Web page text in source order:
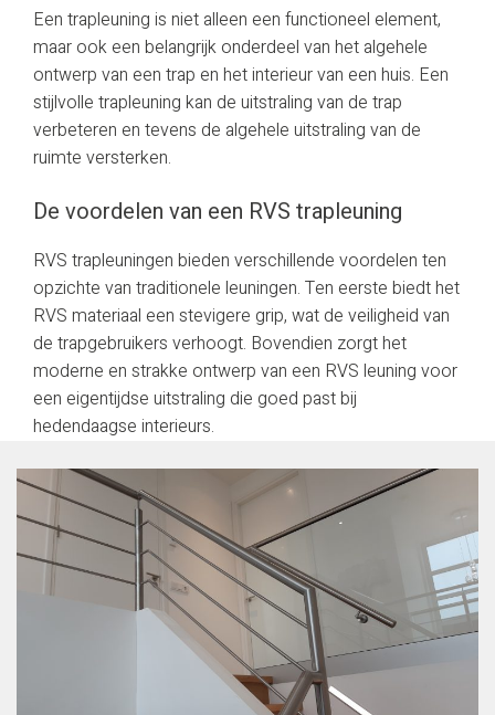
Een trapleuning is niet alleen een functioneel element,
maar ook een belangrijk onderdeel van het algehele
ontwerp van een trap en het interieur van een huis. Een
stijlvolle trapleuning kan de uitstraling van de trap
verbeteren en tevens de algehele uitstraling van de
ruimte versterken.
De voordelen van een RVS trapleuning
RVS trapleuningen bieden verschillende voordelen ten
opzichte van traditionele leuningen. Ten eerste biedt het
RVS materiaal een stevigere grip, wat de veiligheid van
de trapgebruikers verhoogt. Bovendien zorgt het
moderne en strakke ontwerp van een RVS leuning voor
een eigentijdse uitstraling die goed past bij
hedendaagse interieurs.